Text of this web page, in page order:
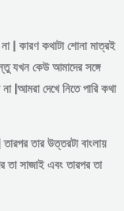
| কারণ কথাটা শোনা মাত্রই
যখন কেউ আমাদের সঙ্গে
|আমরা দেখে নিতে পারি কথা
তার উত্তরটা বাংলায়
তা সাজাই এবং তারপর তা